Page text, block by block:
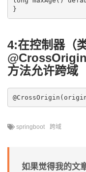
4:在控制器（
方法允许跨域
springboot 跨域
如果觉得我的文